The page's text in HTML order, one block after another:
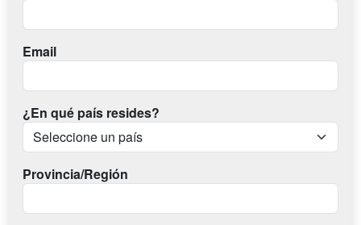
Email
¿En qué país resides?
Provincia/Región